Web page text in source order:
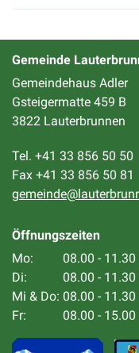
Gemeinde
Gemeindehaus Adler
Gsteigermatte 459 B
3822 Lauterbrunnen
Tel. +41 33 856 50 50
Fax +41 33 856 50 81
Öffnungszeiten
Mo:
08.00 - 11.30
Di:
08.00 - 11.30
Mi & Do: 08.00 - 11.30
Fr:
08.00 - 15.00